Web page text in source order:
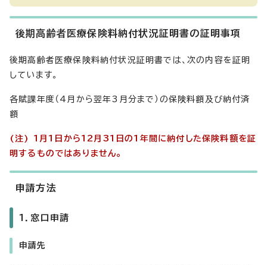
後期高齢者医療保険料納付状況証明書の証明事項
後期高齢者医療保険料納付状況証明書では、次の内容を証明
しています。
各賦課年度（4月から翌年3月分まで）の保険料額及び納付済
額
(注) 1月1日から12月31日の1年間に納付した保険料額を証
明するものではありません。
申請方法
1．窓口申請
申請先